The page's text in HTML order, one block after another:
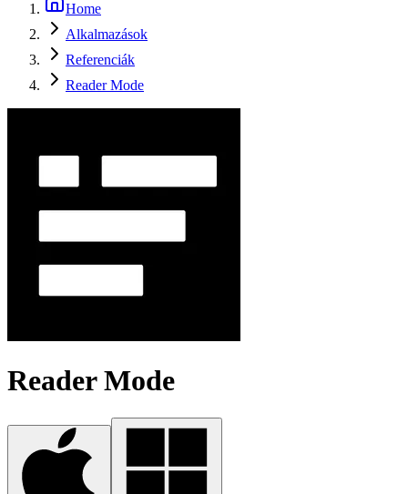
Home
Alkalmazások
Referenciák
Reader Mode
Reader Mode